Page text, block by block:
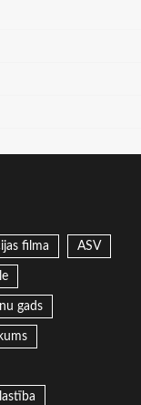
filma ASV
gads